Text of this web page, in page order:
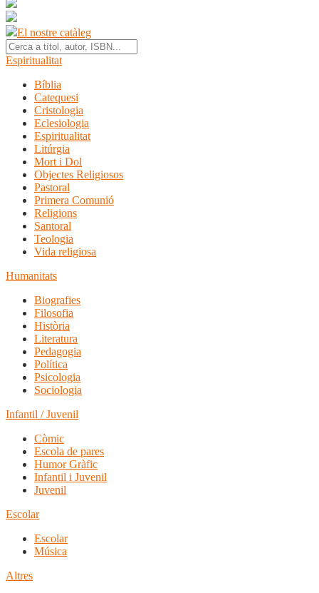
El nostre catàleg
Espiritualitat
Bíblia
Catequesi
Cristologia
Eclesiologia
Espiritualitat
Litúrgia
Mort i Dol
Objectes Religiosos
Pastoral
Primera Comunió
Religions
Santoral
Teologia
Vida religiosa
Humanitats
Biografies
Filosofia
Història
Literatura
Pedagogia
Política
Psicologia
Sociologia
Infantil / Juvenil
Còmic
Escola de pares
Humor Gràfic
Infantil i Juvenil
Juvenil
Escolar
Escolar
Música
Altres